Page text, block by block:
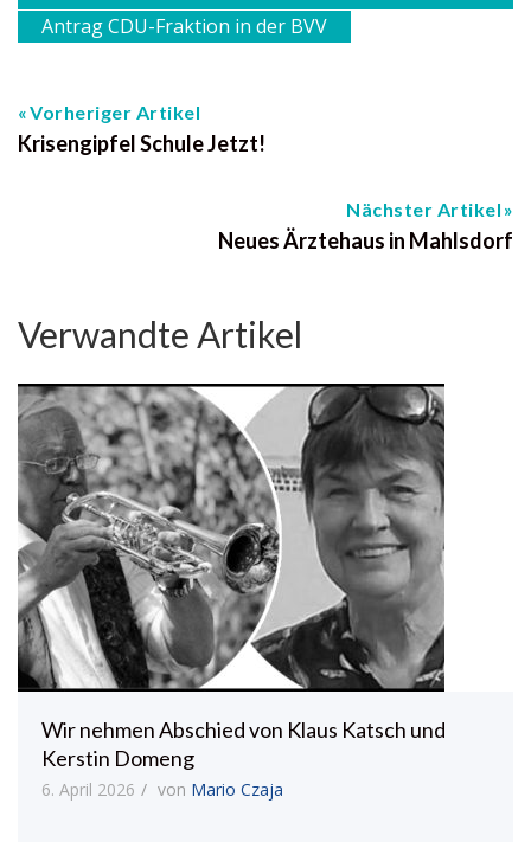
Antrag CDU-Fraktion in der BVV
Vorheriger Artikel
Krisengipfel Schule Jetzt!
Nächster Artikel
Neues Ärztehaus in Mahlsdorf
Verwandte Artikel
Wir nehmen Abschied von Klaus Katsch und
Kerstin Domeng
6. April 2026 von Mario Czaja